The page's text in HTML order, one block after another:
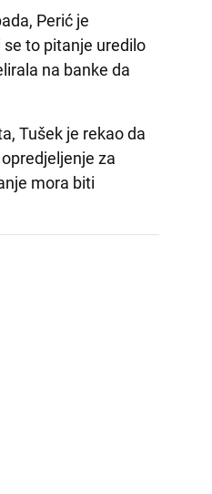
Perić je
to pitanje uredilo
na banke da
Tušek je rekao da
za
mora biti